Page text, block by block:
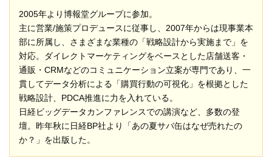
2005年より博報堂グループに参加。
主に営業/施策プロデュースに従事し、2007年からは現事業本
部に所属し、さまざまな業種の「戦略設計から実施まで」を
対応。ダイレクトマーケティングをベースとした店舗送客・
通販・CRMなどのコミュニケーション立案が専門であり、一
貫してデータ分析による「購買行動の可視化」を根拠とした
戦略設計、PDCA推進に力を入れている。
日経ビッグデータカンファレンスでの講演など、多数の登
壇。昨年秋に日経BP社より「あの夏サバ缶はなぜ売れたの
か？」を出版した。